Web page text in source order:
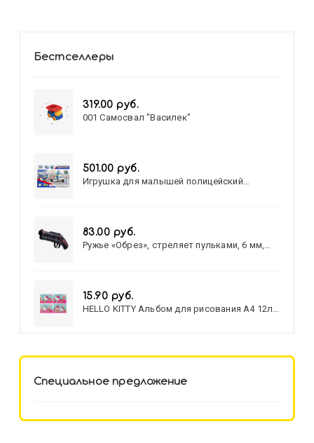
Бестселлеры
319.00 руб.
001 Самосвал "Василек"
501.00 руб.
Игрушка для малышей полицейский
83.00 руб.
Ружье «Обрез», стреляет пульками, 6 мм,
15.90 руб.
HELLO KITTY Альбом для рисования А4 12л.
Специальное предложение